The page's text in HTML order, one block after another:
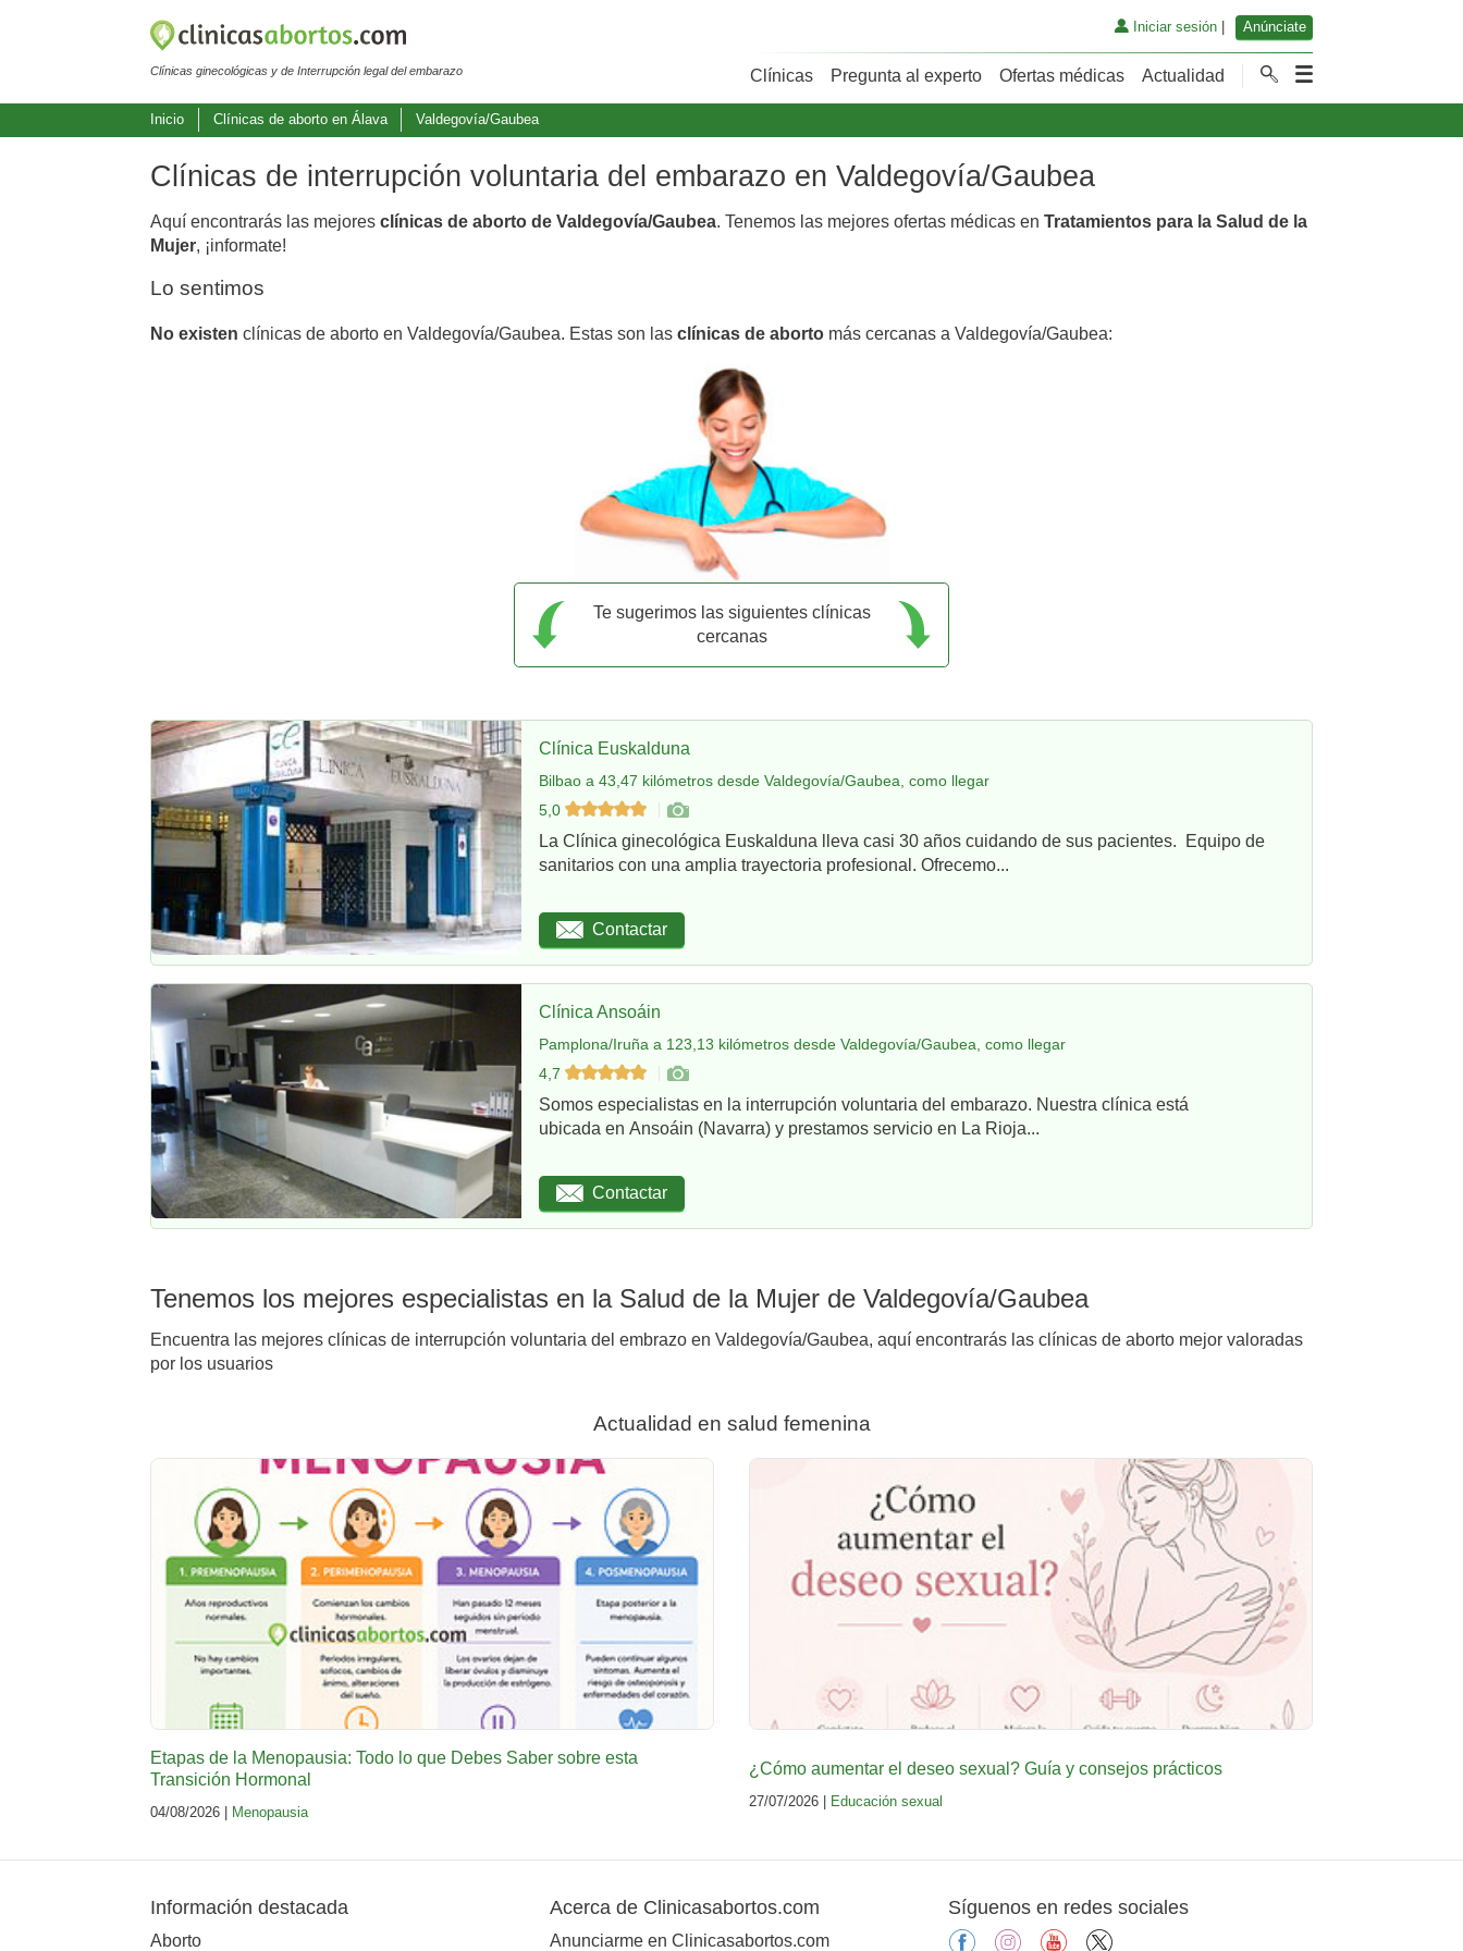
Clínicas ginecológicas y de Interrupción legal del embarazo
Iniciar sesión| Anúnciate
Clínicas Pregunta al experto Ofertas médicas Actualidad
Inicio Clínicas de aborto en Álava Valdegovía/Gaubea
Clínicas de interrupción voluntaria del embarazo en Valdegovía/Gaubea
Aquí encontrarás las mejores clínicas de aborto de Valdegovía/Gaubea. Tenemos las mejores ofertas médicas en Tratamientos para la Salud de la
Mujer, ¡informate!
Lo sentimos
No existen clínicas de aborto en Valdegovía/Gaubea. Estas son las clínicas de aborto más cercanas a Valdegovía/Gaubea:
Te sugerimos las siguientes clínicas
cercanas
Clínica Euskalduna
Bilbao a 43,47 kilómetros desde Valdegovía/Gaubea, como llegar
5,0
La Clínica ginecológica Euskalduna lleva casi 30 años cuidando de sus pacientes. Equipo de
sanitarios con una amplia trayectoria profesional. Ofrecemo...
Contactar
Clínica Ansoáin
Pamplona/Iruña a 123,13 kilómetros desde Valdegovía/Gaubea, como llegar
4,7
Somos especialistas en la interrupción voluntaria del embarazo. Nuestra clínica está
ubicada en Ansoáin (Navarra) y prestamos servicio en La Rioja...
Contactar
Tenemos los mejores especialistas en la Salud de la Mujer de Valdegovía/Gaubea
Encuentra las mejores clínicas de interrupción voluntaria del embrazo en Valdegovía/Gaubea, aquí encontrarás las clínicas de aborto mejor valoradas
por los usuarios
Actualidad en salud femenina
Etapas de la Menopausia: Todo lo que Debes Saber sobre esta
Transición Hormonal
04/08/2026 | Menopausia
¿Cómo aumentar el deseo sexual? Guía y consejos prácticos
27/07/2026 | Educación sexual
Información destacada
Aborto
Acerca de Clinicasabortos.com
Anunciarme en Clinicasabortos.com
Síguenos en redes sociales
facebookinstagramyoutube